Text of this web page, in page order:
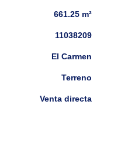
661.25 m²
11038209
El Carmen
Terreno
Venta directa